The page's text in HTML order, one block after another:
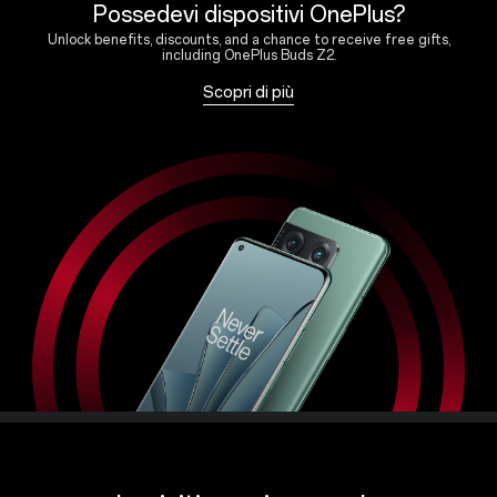
Possedevi dispositivi OnePlus?
Unlock benefits, discounts, and a chance to receive free gifts,
including OnePlus Buds Z2.
Scopri di più